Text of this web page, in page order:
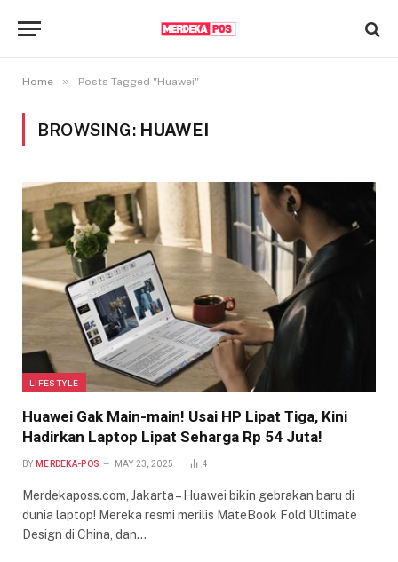
Home » Posts Tagged "Huawei"
BROWSING: HUAWEI
LIFESTYLE
Huawei Gak Main-main! Usai HP Lipat Tiga, Kini
Hadirkan Laptop Lipat Seharga Rp 54 Juta!
BY MERDEKA-POS MAY 23, 2025 4
Merdekaposs.com, Jakarta – Huawei bikin gebrakan baru di
dunia laptop! Mereka resmi merilis MateBook Fold Ultimate
Design di China, dan…